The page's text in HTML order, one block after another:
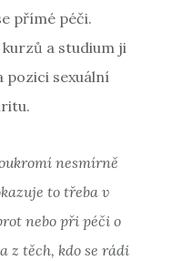
přímé péči.
kurzů a studium ji
pozici sexuální
nesmírně
to třeba v
nebo při péči o
z těch, kdo se rádi